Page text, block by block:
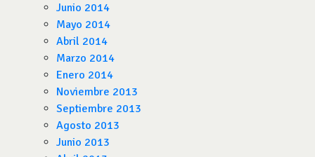
Junio 2014
Mayo 2014
Abril 2014
Marzo 2014
Enero 2014
Noviembre 2013
Septiembre 2013
Agosto 2013
Junio 2013